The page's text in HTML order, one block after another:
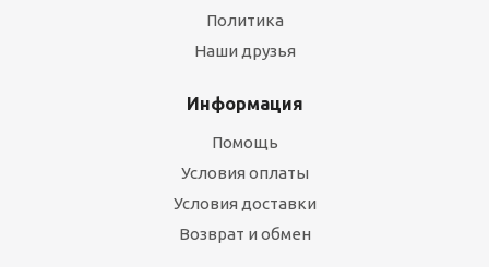
Политика
Наши друзья
Информация
Помощь
Условия оплаты
Условия доставки
Возврат и обмен